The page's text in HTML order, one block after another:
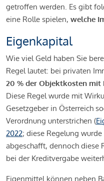
getroffen werden. Es gibt
eine Rolle spielen, welche
Eigenkapital
Wie viel Geld haben Sie
Regel lautet: bei privaten
20 % der Objektkosten mit
Diese Regel wurde mit
Gesetzgeber in Österreich
Verordnung unterstrichen (
2022; diese Regelung
abgeschafft, dennoch diese
bei der Kreditvergabe
Eigenmittel können neben